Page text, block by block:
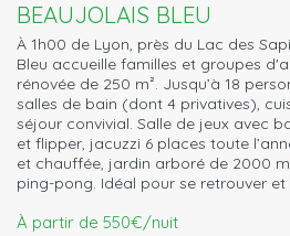
BEAUJOLAIS BLEU
À 1h00 de Lyon, près du Lac des
Bleu accueille familles et groupes
rénovée de 250 m². Jusqu’à 18
salles de bain (dont 4 privatives),
séjour convivial. Salle de jeux avec
et flipper, jacuzzi 6 places toute
et chauffée, jardin arboré de 2000
ping-pong. Idéal pour se retrouver
À partir de 550€/nuit